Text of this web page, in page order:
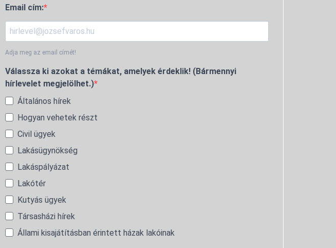
Email cím:
Adja meg az email címét!
Válassza ki azokat a témákat, amelyek érdeklik! (Bármennyi
hírlevelet megjelölhet.)
Általános hírek
Hogyan vehetek részt
Civil ügyek
Lakásügynökség
Lakáspályázat
Lakótér
Kutyás ügyek
Társasházi hírek
Állami kisajátításban érintett házak lakóinak